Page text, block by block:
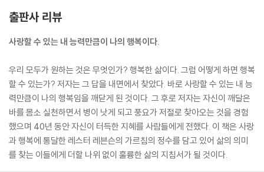
출판사 리뷰
사랑할 수 있는 내 능력만큼이 나의 행복이다.
우리 모두가 원하는 것은 무엇인가? 행복한 삶이다. 그럼 어떻게 하면 행복
할 수 있는가? 저자는 그 답을 내면에서 찾았다. 바로 사랑할 수 있는 내 능
력만큼이 나의 행복임을 깨닫게 된 것이다. 그 후로 저자는 자신이 깨달은
바를 몸소 실천하면서 병이 낫게 되고 풍요가 저절로 찾아오는 것을 경험
했으며 40년 동안 자신이 터득한 지혜를 사람들에게 전했다. 이 책은 사랑
과 행복에 통달한 레스터 레븐슨의 가르침의 정수를 담고 있어 삶의 의미
를 찾는 이들에게 더할 나위 없이 훌륭한 삶의 지침서가 될 것이다.